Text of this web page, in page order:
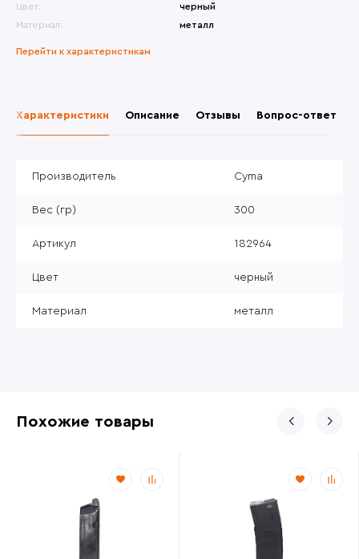
Цвет:
черный
Материал:
металл
Перейти к характеристикам
Характеристики Описание Отзывы Вопрос-ответ
Производитель Cyma
Вес (гр) 300
Артикул 182964
Цвет черный
Материал металл
Похожие товары